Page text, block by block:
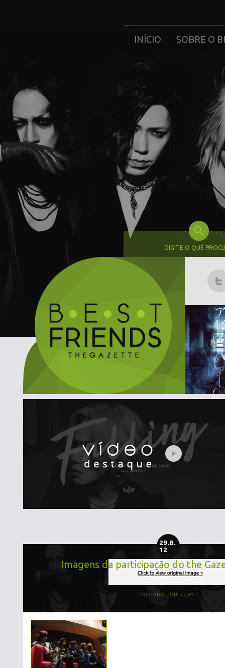
INÍCIO SOBRE O
DIGITE O QUE
29.8.
12
Imagens da participação do the
POSTADO POR RUBY